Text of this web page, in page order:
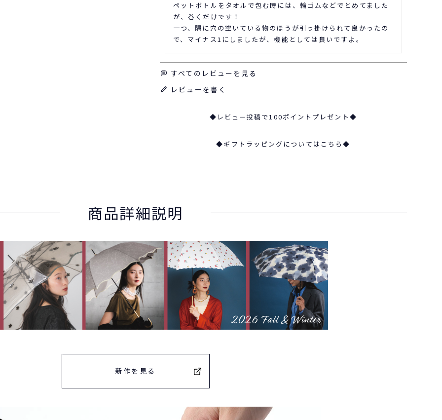
ペットボトルをタオルで包む時には、輪ゴムなどでとめてました
が、巻くだけです！
一つ、隅に穴の空いている物のほうが引っ掛けられて良かったの
で、マイナス1にしましたが、機能としては良いですよ。
すべてのレビューを見る
レビューを書く
◆レビュー投稿で100ポイントプレゼント◆
◆ギフトラッピングについてはこちら◆
商品詳細説明
新作を見る